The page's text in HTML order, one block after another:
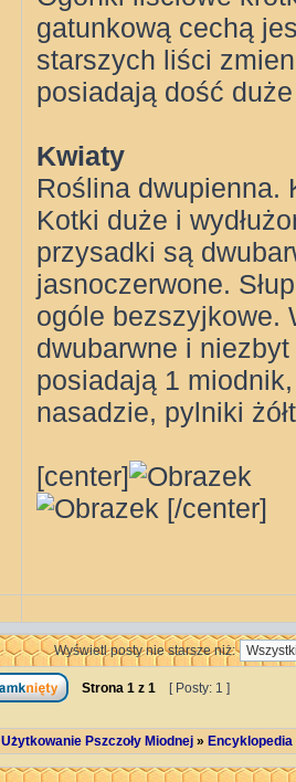
gatunkową cechą
starszych liści
posiadają dość
Kwiaty
Roślina dwupienna.
Kotki duże i
przysadki są
jasnoczerwone.
ogóle bezszyjkowe.
dwubarwne i
posiadają 1
nasadzie, pylniki
[center]
[/center]
Wyświetl posty nie starsze niż:
Strona 1 z 1 [ Posty: 1 ]
Użytkowanie Pszczoły Miodnej »